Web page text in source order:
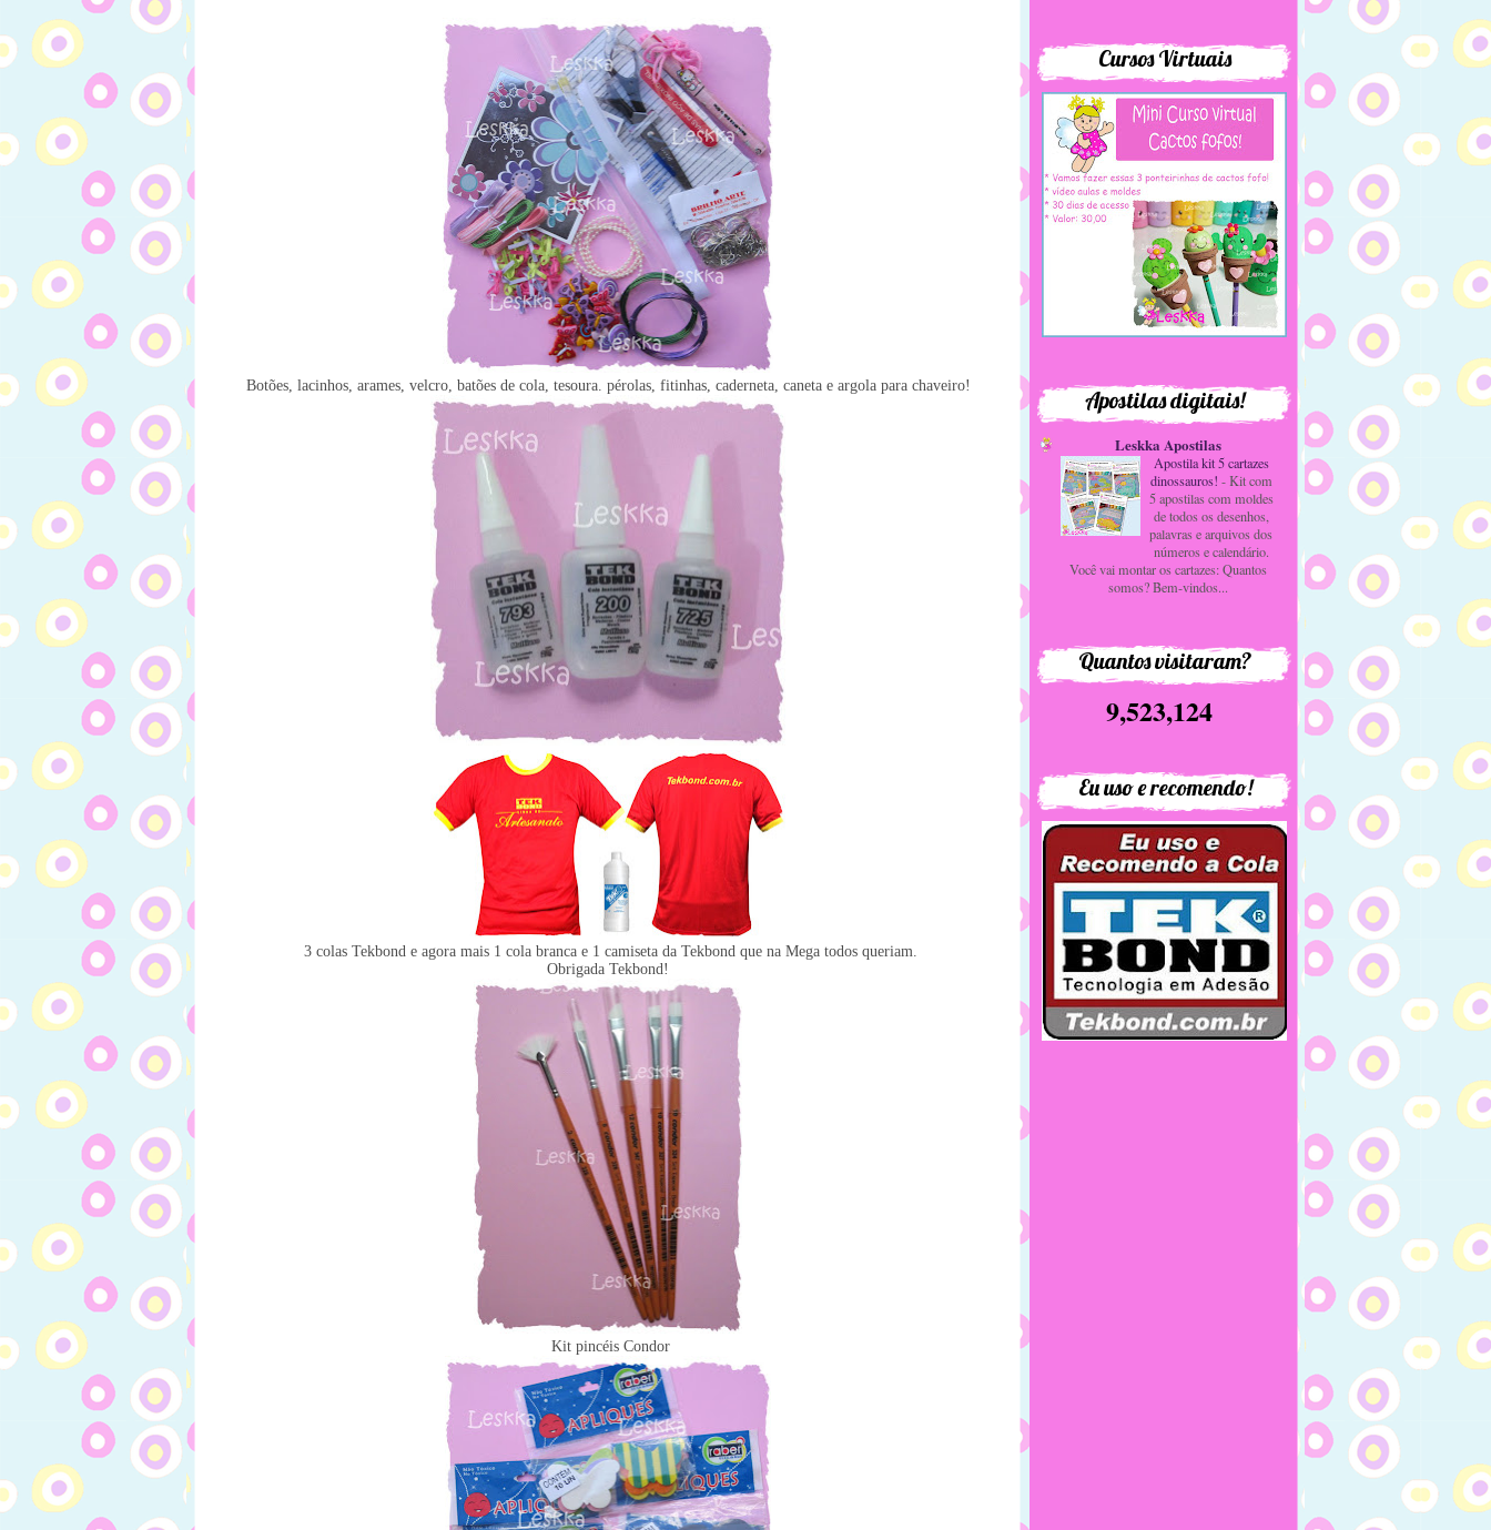
Botões, lacinhos, arames, velcro, batões de cola, tesoura. pérolas, fitinhas, caderneta, caneta e argola para chaveiro!
3 colas Tekbond e agora mais 1 cola branca e 1 camiseta da Tekbond que na Mega todos queriam.
Obrigada Tekbond!
Kit pincéis Condor
Cursos Virtuais
Apostilas digitais!
Leskka Apostilas
Apostila kit 5 cartazes
dinossauros! -Kit com
5 apostilas com moldes
de todos os desenhos,
palavras e arquivos dos
números e calendário.
Você vai montar os cartazes: Quantos
somos? Bem-vindos...
Quantos visitaram?
9,523,124
Eu uso e recomendo!